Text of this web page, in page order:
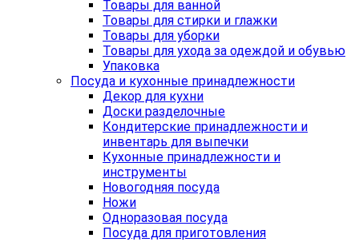
Товары для ванной
Товары для стирки и глажки
Товары для уборки
Товары для ухода за одеждой и обувью
Упаковка
Посуда и кухонные принадлежности
Декор для кухни
Доски разделочные
Кондитерские принадлежности и
инвентарь для выпечки
Кухонные принадлежности и
инструменты
Новогодняя посуда
Ножи
Одноразовая посуда
Посуда для приготовления